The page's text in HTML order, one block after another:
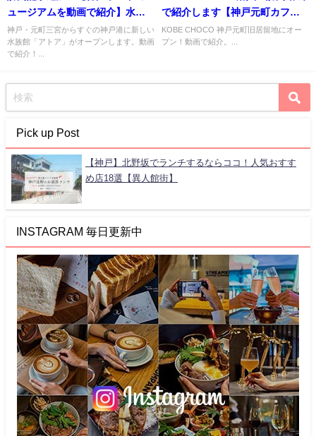
ュージアムを動画で紹介】水族
館「アトア」10月オープン！場
所は新港第一突堤
神戸・元町三宮からすぐの神戸港に新しい
水族館「アトア」がオープンします。動画
で紹介！...
で紹介します【神戸元町カフ
ェ】
KOBE CHOCO 神戸元町旧居留地にオー
プン！動画で紹介。...
Pick up Post
【神戸】北野坂でランチするならココ！人気おすす
め店18選【異人館街】
INSTAGRAM 毎日更新中